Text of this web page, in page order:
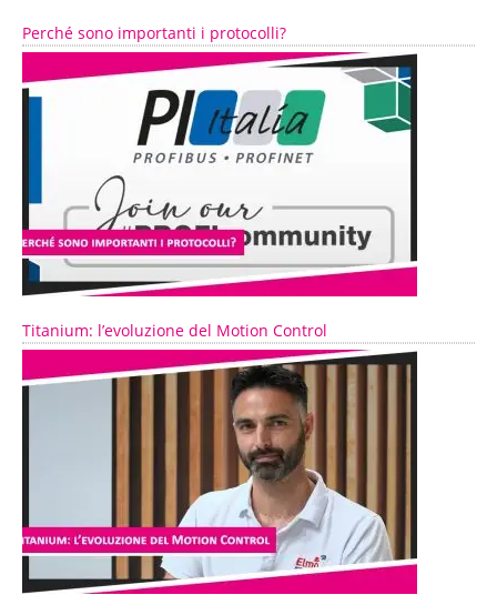
Perché sono importanti i protocolli?
Titanium: l’evoluzione del Motion Control